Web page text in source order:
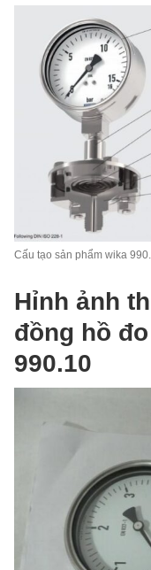
Cấu tạo sản phẩm wika
Hỉnh ảnh
đồng hồ
990.10